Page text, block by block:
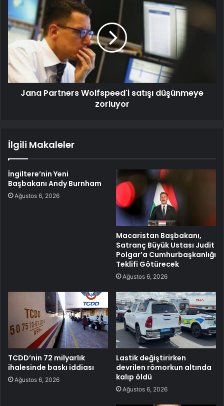
Jana Partners Wolfspeed'i satışı düşünmeye
zorluyor
İlgili Makaleler
İngiltere’nin Yeni
Başbakanı Andy Burnham
Ağustos 6, 2026
Macaristan Başbakanı,
Satranç Büyük Ustası Judit
Polgar’a Cumhurbaşkanlığı
Teklifi Götürecek
Ağustos 6, 2026
TCDD’nin 72 milyarlık
ihalesinde baskı iddiası
Ağustos 6, 2026
Lastik değiştirirken
devrilen römorkun altında
kalıp öldü
Ağustos 6, 2026